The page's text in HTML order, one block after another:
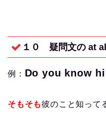
１０ 疑問文の at
例： Do you know
そもそも彼のこと知って